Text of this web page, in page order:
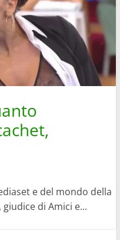
e del mondo della
di Amici e...